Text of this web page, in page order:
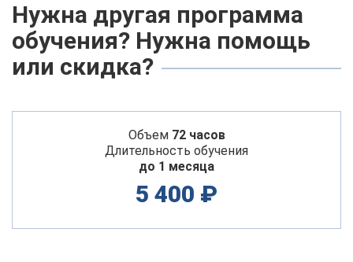
Нужна другая программа
обучения? Нужна помощь
или скидка?
Объем 72 часов
Длительность обучения
до 1 месяца
5 400 ₽